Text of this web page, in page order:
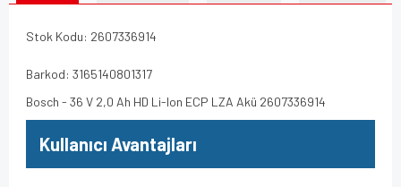
Stok Kodu: 2607336914
Barkod: 3165140801317
Bosch - 36 V 2,0 Ah HD Li-Ion ECP LZA Akü 2607336914
Kullanıcı Avantajları